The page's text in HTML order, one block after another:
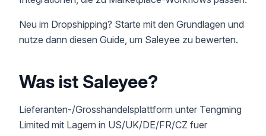
Neu im Dropshipping? Starte mit den Grundlagen und
nutze dann diesen Guide, um Saleyee zu bewerten.
Was ist Saleyee?
Lieferanten-/Grosshandelsplattform unter Tengming
Limited mit Lagern in US/UK/DE/FR/CZ fuer